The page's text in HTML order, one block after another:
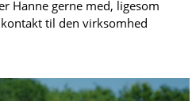
Hanne gerne med, ligesom
til den virksomhed